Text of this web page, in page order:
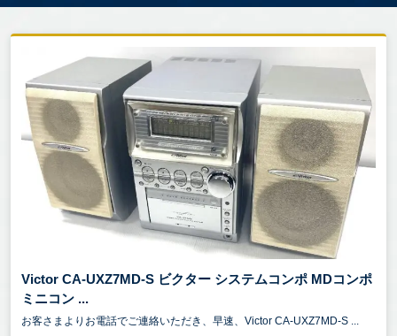
Victor CA-UXZ7MD-S ビクター システムコンポ MDコンポ
ミニコン ...
お客さまよりお電話でご連絡いただき、早速、Victor CA-UXZ7MD-S ...